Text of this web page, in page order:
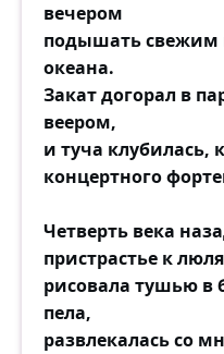
вечером
подышать свежим
океана.
Закат догорал в
веером,
и туча клубилась,
концертного
Четверть века
пристрастье к
рисовала тушью в
пела,
развлекалась со